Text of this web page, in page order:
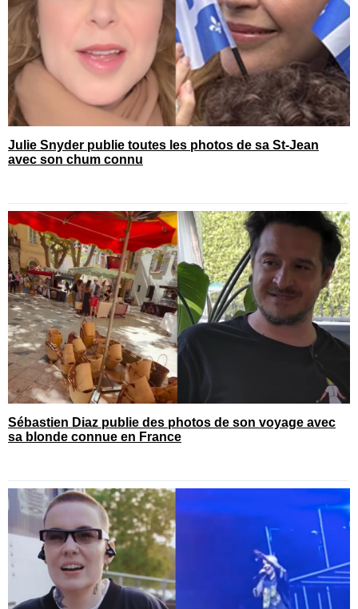
Julie Snyder publie toutes les photos de sa St-Jean
avec son chum connu
Sébastien Diaz publie des photos de son voyage avec
sa blonde connue en France